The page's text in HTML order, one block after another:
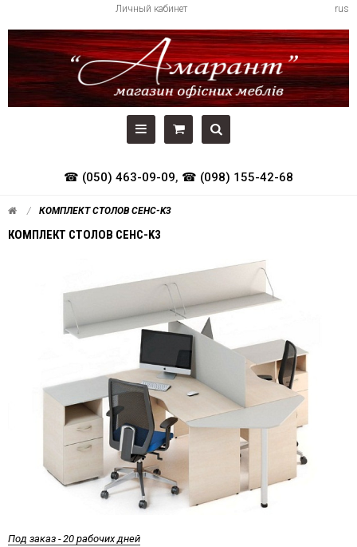
rus
Личный кабинет
☎ (050) 463-09-09, ☎ (098) 155-42-68
КОМПЛЕКТ СТОЛОВ СЕНС-K3
КОМПЛЕКТ СТОЛОВ СЕНС-K3
Под заказ - 20 рабочих дней